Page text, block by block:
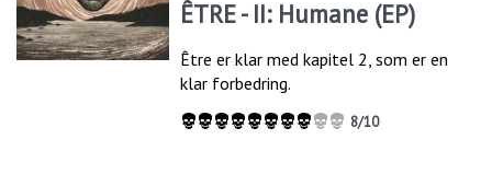
ÊTRE - II: Humane (EP)
Être er klar med kapitel 2, som er en
klar forbedring.
8/10